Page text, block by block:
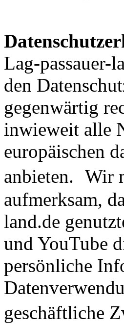
Lag-passauer-
den
gegenwärtig
inwieweit alle
europäischen
anbieten. Wir
aufmerksam,
land.de
und YouTube
persönliche
geschäftliche